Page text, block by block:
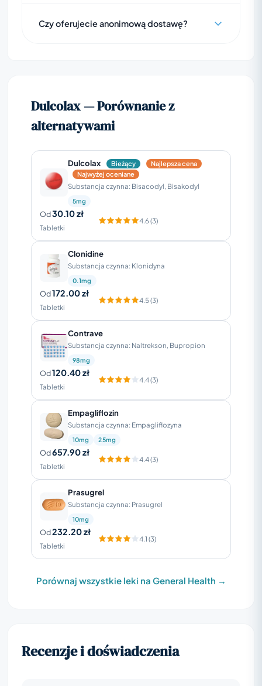
Czy oferujecie anonimową dostawę?
Dulcolax — Porównanie z
alternatywami
Dulcolax Bieżący
Najlepsza cena
Najwyżej oceniane
Substancja czynna: Bisacodyl, Bisakodyl
5mg
Od30.10 zł
Tabletki
4.6 (3)
Clonidine
Substancja czynna: Klonidyna
0.1mg
Od172.00 zł
Tabletki
4.5 (3)
Contrave
Substancja czynna: Naltrekson, Bupropion
98mg
Od120.40 zł
Tabletki
4.4 (3)
Empagliflozin
Substancja czynna: Empagliflozyna
10mg 25mg
Od657.90 zł
Tabletki
4.4 (3)
Prasugrel
Substancja czynna: Prasugrel
10mg
Od232.20 zł
Tabletki
4.1 (3)
Porównaj wszystkie leki na General Health →
Recenzje i doświadczenia